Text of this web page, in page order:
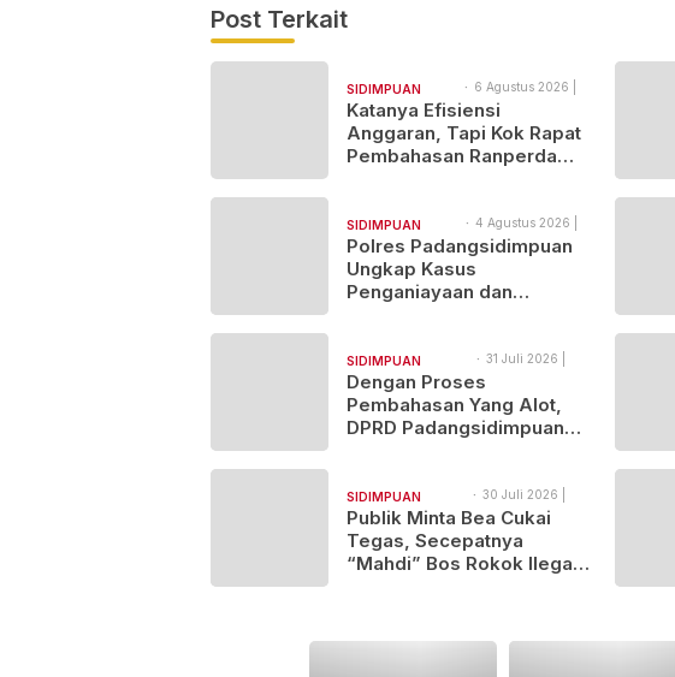
Post Terkait
SIDIMPUAN
NAJEGES
6 Agustus 2026 |
19:57
Katanya Efisiensi
Anggaran, Tapi Kok Rapat
Pembahasan Ranperda
SIDIMPUAN
NAJEGES
4 Agustus 2026 |
11:38
Polres Padangsidimpuan
Ungkap Kasus
Penganiayaan dan
SIDIMPUAN
NAJEGES
31 Juli 2026 |
17:17
Dengan Proses
Pembahasan Yang Alot,
DPRD Padangsidimpuan
APBD 2025
SIDIMPUAN
NAJEGES
30 Juli 2026 |
12:00
Publik Minta Bea Cukai
Tegas, Secepatnya
“Mahdi” Bos Rokok Ilegal